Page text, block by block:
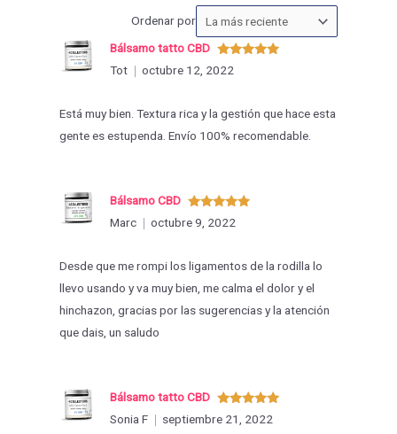
Ordenar porOrdenar
las
Valorado
con
Bálsamo tatto CBD
Tot
octubre 12, 2022
Está muy bien. Textura rica y la gestión que hace esta
gente es estupenda. Envío 100% recomendable.
Valorado
con5de 5
Bálsamo CBD
Marc
octubre 9, 2022
Desde que me rompi los ligamentos de la rodilla lo
llevo usando y va muy bien, me calma el dolor y el
hinchazon, gracias por las sugerencias y la atención
que dais, un saludo
Valorado
con 5de 5
Bálsamo tatto CBD
Sonia F
septiembre 21, 2022